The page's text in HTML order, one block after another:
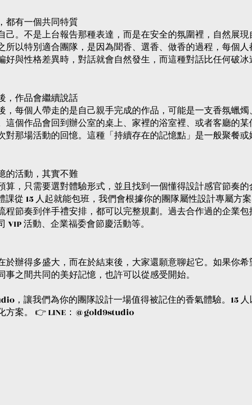
都有一個共同特質
己。不是上台報告那種表達，而是在安全的氛圍裡，自然展
所以特別適合團隊，是因為聞香、選香、做香的過程，每個人
好與性格差異時，對話就會自然發生，而這種對話比任何破冰
，作品會繼續說話
，每個人帶走的是自己親手完成的作品，可能是一支香氛蠟燭
這個作品會回到辦公室的桌上、家裡的浴室裡、或者客廳的
對那場活動的回憶。這種「持續存在的記憶點」是一般聚餐
的活動，其實不難
算，只需要選對體驗形式，並且找到一個懂得設計感官節奏的
從 15 人起就能包班，我們會根據你的團隊屬性設計專屬方
程節奏到伴手禮安排，都可以完整規劃。過去合作過的企業包
VIP 活動、企業福委會節慶活動等。
於辦得多盛大，而在於結束後，大家還願意聊起它。如果你希
事之間共同的美好記憶，也許可以從感受開始。
，讓我們為你的團隊設計一場值得被記住的香氣體驗。15
方案。 👉 LINE：@gold9studio